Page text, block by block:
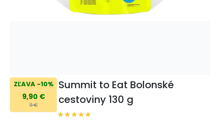
ZĽAVA -10%
9,90 €
11 €
Summit to Eat Bolonské
cestoviny 130 g